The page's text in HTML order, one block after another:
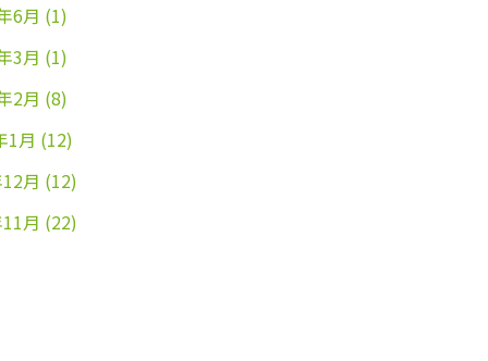
6月 (1)
3月 (1)
2月 (8)
1月 (12)
月 (12)
月 (22)